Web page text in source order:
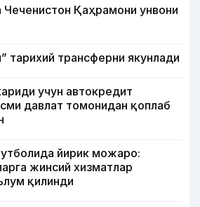
Қаҳрамони унвони
тарихий трансферни якунлади
учун автокредит
давлат томонидан қоплаб
йирик можаро:
жинсий хизматлар
қилинди